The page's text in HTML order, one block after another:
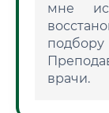
мне
врачи.